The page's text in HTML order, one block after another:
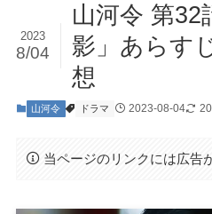
山河令 第32
影」あらす
想
2023
8/04
山河令 ドラマ 2023-08-04
当ページのリンクには広告